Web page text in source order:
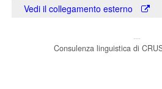
Vedi il collegamento esterno
---
Consulenza linguistica di